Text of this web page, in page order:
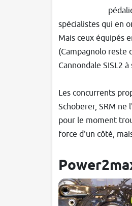
spécialistes qui en
Mais ceux équipés
(Campagnolo reste
Cannondale SISL2
Les concurrents
Schoberer, SRM
pour le moment
force d'un côté,